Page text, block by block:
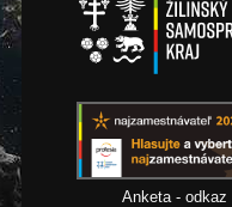
Anketa - odkaz